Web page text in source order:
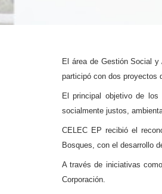
El área de Gestión Social
participó con dos proyectos
El principal objetivo de
socialmente justos,
CELEC EP recibió el
Bosques, con el desarrollo
A través de iniciativas
Corporación.